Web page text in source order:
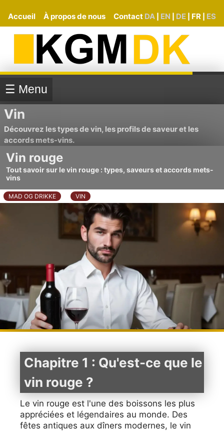
Accueil À propos de nous Contact DA EN DE FR ES
☰ Menu
Vin
Découvrez les types de vin, les profils de saveur et les
accords mets-vins.
Vin rouge
Tout savoir sur le vin rouge : types, saveurs et accords mets-
vins
MAD OG DRIKKE VIN
Chapitre 1 : Qu'est-ce que le
vin rouge ?
Le vin rouge est l'une des boissons les plus
appréciées et légendaires au monde. Des
fêtes antiques aux dîners modernes, le vin